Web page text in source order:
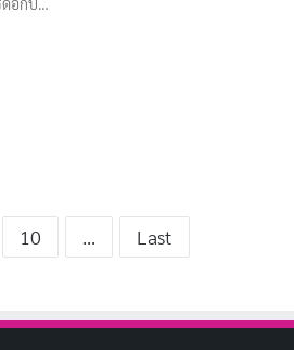
10 ... Last